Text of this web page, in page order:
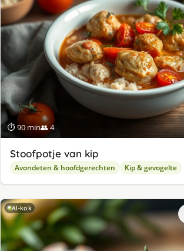
⏱ 90 min👥 4
Stoofpotje van kip
Avondeten & hoofdgerechten Kip & gevogelte
AI-kok